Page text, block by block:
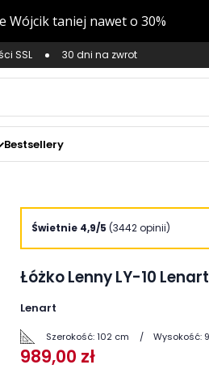
SSL 30 dni na zwrot
Bestsellery
Świetnie 4,9/5 (3442 opinii)
Łóżko Lenny LY-10
Lenart
Szerokość:102 cm Wysokość:
989,00 zł